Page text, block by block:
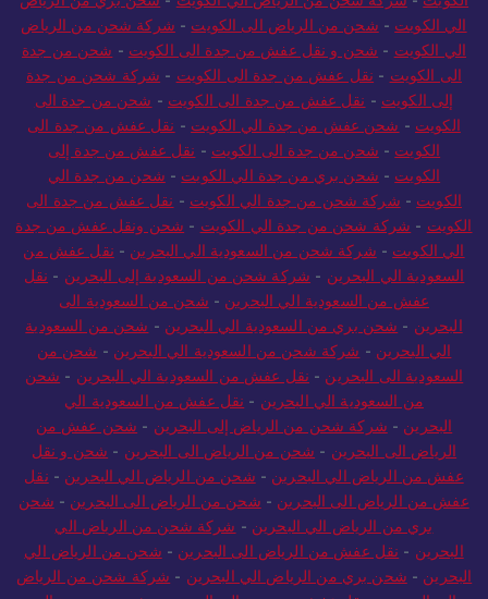
الي الكويت - شحن من الرياض الى الكويت - شركة شحن من الرياض
الي الكويت - شحن و نقل عفش من جدة الى الكويت - شحن من جدة
الى الكويت - نقل عفش من جدة الى الكويت - شركة شحن من جدة
إلى الكويت - نقل عفش من جدة الى الكويت - شحن من جدة الى
الكويت - شحن عفش من جدة الي الكويت - نقل عفش من جدة الى
الكويت - شحن من جدة الى الكويت - نقل عفش من جدة إلى
الكويت - شحن بري من جدة الي الكويت - شحن من جدة الي
الكويت - شركة شحن من جدة الي الكويت - نقل عفش من جدة الى
الكويت - شركة شحن من جدة الي الكويت - شحن ونقل عفش من جدة
الي الكويت - شركة شحن من السعودية الي البحرين - نقل عفش من
السعودية الي البحرين - شركة شحن من السعودية إلى البحرين - نقل
عفش من السعودية الي البحرين - شحن من السعودية الى
البحرين - شحن بري من السعودية الي البحرين - شحن من السعودية
الي البحرين - شركة شحن من السعودية الي البحرين - شحن من
السعودية الى البحرين - نقل عفش من السعودية الي البحرين - شحن
من السعودية الي البحرين - نقل عفش من السعودية الي
البحرين - شركة شحن من الرياض إلى البحرين - شحن عفش من
الرياض الى البحرين - شحن من الرياض الى البحرين - شحن و نقل
عفش من الرياض الي البحرين - شحن من الرياض الي البحرين - نقل
عفش من الرياض الى البحرين - شحن من الرياض الى البحرين - شحن
بري من الرياض الي البحرين - شركة شحن من الرياض الي
البحرين - نقل عفش من الرياض الى البحرين - شحن من الرياض الي
البحرين - شحن بري من الرياض الي البحرين - شركة شحن من الرياض